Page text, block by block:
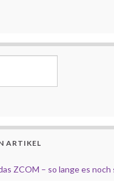
ARTIKEL
ZCOM – so lange es